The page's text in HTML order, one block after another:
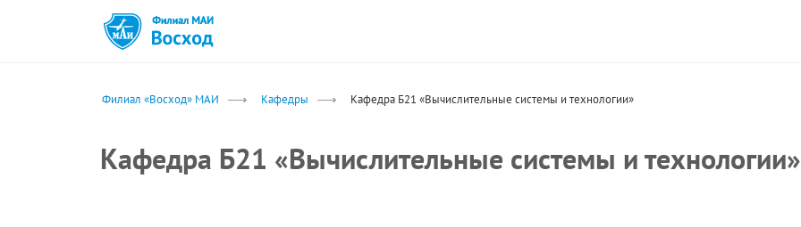
Филиал «Восход» МАИ Кафедры Кафедра Б21 «Вычислительные системы и технологии»
Кафедра Б21 «Вычислительные системы и технологии»